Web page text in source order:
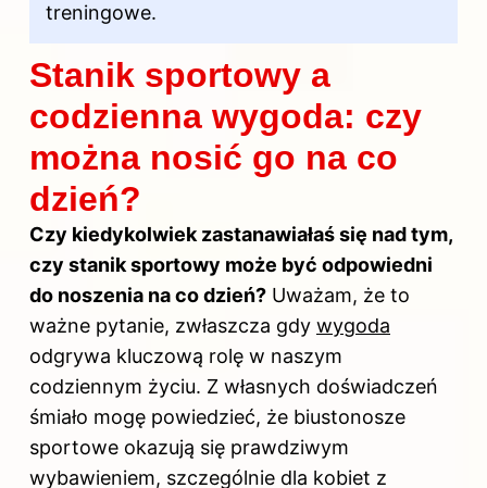
treningowe.
Stanik sportowy a
codzienna wygoda: czy
można nosić go na co
dzień?
Czy kiedykolwiek zastanawiałaś się nad tym,
czy stanik sportowy może być odpowiedni
do noszenia na co dzień? Uważam, że to
ważne pytanie, zwłaszcza gdy wygoda
odgrywa kluczową rolę w naszym
codziennym życiu. Z własnych doświadczeń
śmiało mogę powiedzieć, że biustonosze
sportowe okazują się prawdziwym
wybawieniem, szczególnie dla kobiet z